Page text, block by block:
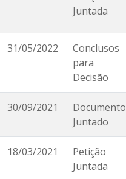
Juntada
31/05/2022
Conclusos
para
Decisão
30/09/2021
Documento
Juntado
18/03/2021
Petição
Juntada